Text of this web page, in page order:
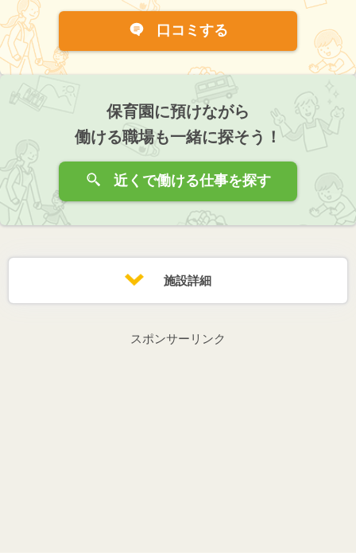
口コミする
保育園に預けながら
働ける職場も一緒に探そう！
近くで働ける仕事を探す
施設詳細
スポンサーリンク